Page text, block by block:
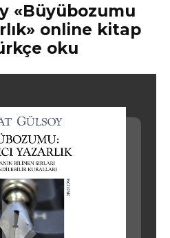
«Büyübozumu
online kitap
oku